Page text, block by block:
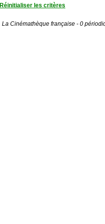
Réinitialiser les critères
La Cinémathèque française - 0